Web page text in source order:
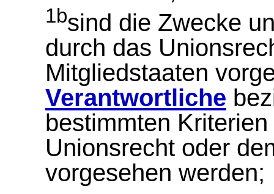
1bsind die Zwecke
durch das
Mitgliedstaaten
Verantwortliche
bestimmten
Unionsrecht oder
vorgesehen werden;